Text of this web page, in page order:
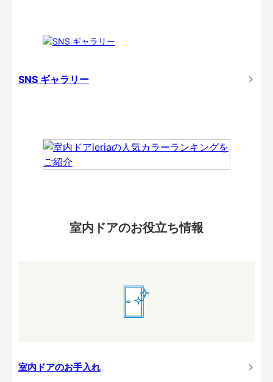
SNS ギャラリー
室内ドアのお役立ち情報
室内ドアのお手入れ